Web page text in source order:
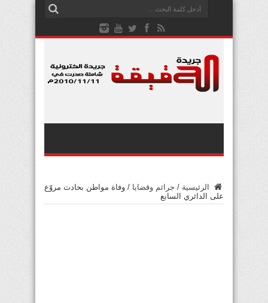
الرئيسية / جرائم وقضايا / وفاة مواطن بحادث مروّع
على الدائري السابع